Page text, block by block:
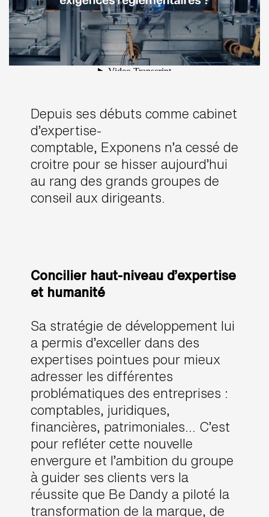
Depuis ses débuts comme cabinet
d’expertise-
comptable, Exponens n’a cessé de
croitre pour se hisser aujourd’hui
au rang des grands groupes de
conseil aux dirigeants.
Concilier haut-niveau d’expertise
et humanité
Sa stratégie de développement lui
a permis d’exceller dans des
expertises pointues pour mieux
adresser les différentes
problématiques des entreprises :
comptables, juridiques,
financières, patrimoniales… C’est
pour refléter cette nouvelle
envergure et l’ambition du groupe
à guider ses clients vers la
réussite que Be Dandy a piloté la
transformation de la marque, de